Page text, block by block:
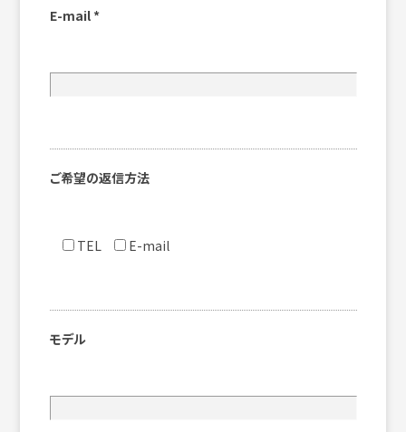
E-mail *
ご希望の返信方法
TEL E-mail
モデル